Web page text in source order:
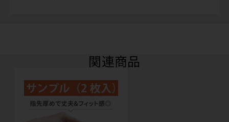
関連商品